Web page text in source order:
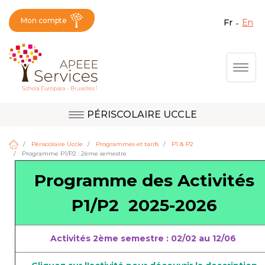
Aller
Fermer X
Question, avis,
demande, suggestion :
contactez le bon
service !
Activités périscolaires Berkendael
+32 (0)472 07 35 25
Mon compte fr en
PÉRISCOLAIRE UCCLE
Site de Berkendael
Périscolaire Uccle Programmes et tarifs
P1 & P2
Programme P1/P2 : 2ème semestre
Programme des Activités
P1/P2 2025-2026
Activités 2ème semestre : 02/02 au 12/06